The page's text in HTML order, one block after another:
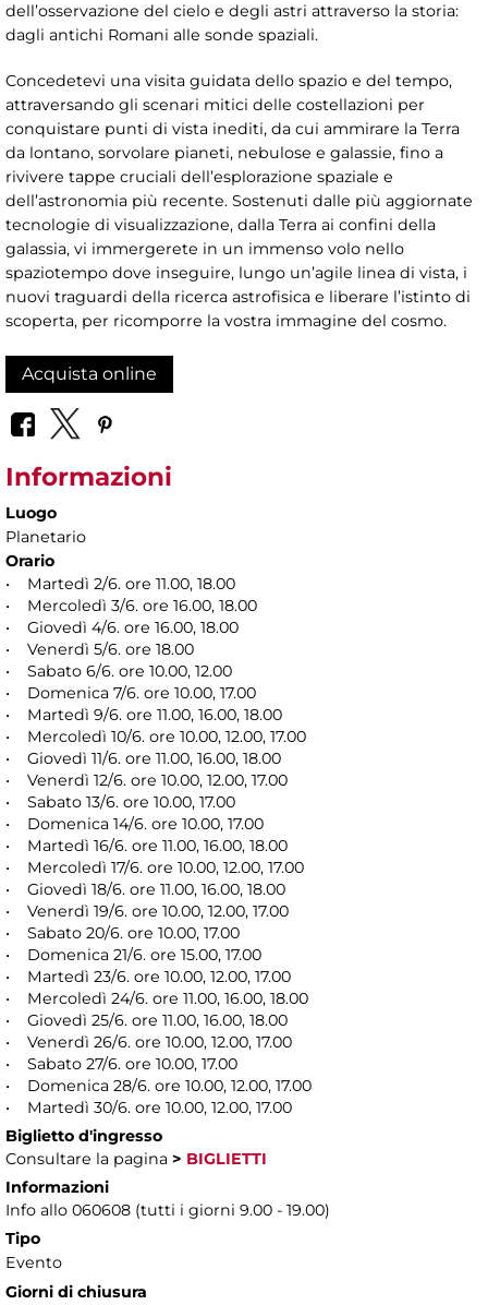
dell’osservazione del cielo e degli astri attraverso la storia:
dagli antichi Romani alle sonde spaziali.
Concedetevi una visita guidata dello spazio e del tempo,
attraversando gli scenari mitici delle costellazioni per
conquistare punti di vista inediti, da cui ammirare la Terra
da lontano, sorvolare pianeti, nebulose e galassie, fino a
rivivere tappe cruciali dell’esplorazione spaziale e
dell’astronomia più recente. Sostenuti dalle più aggiornate
tecnologie di visualizzazione, dalla Terra ai confini della
galassia, vi immergerete in un immenso volo nello
spaziotempo dove inseguire, lungo un’agile linea di vista, i
nuovi traguardi della ricerca astrofisica e liberare l’istinto di
scoperta, per ricomporre la vostra immagine del cosmo.
Acquista online
Informazioni
Luogo
Planetario
Orario
• Martedì 2/6. ore 11.00, 18.00
• Mercoledì 3/6. ore 16.00, 18.00
• Giovedì 4/6. ore 16.00, 18.00
• Venerdì 5/6. ore 18.00
• Sabato 6/6. ore 10.00, 12.00
• Domenica 7/6. ore 10.00, 17.00
• Martedì 9/6. ore 11.00, 16.00, 18.00
• Mercoledì 10/6. ore 10.00, 12.00, 17.00
• Giovedì 11/6. ore 11.00, 16.00, 18.00
• Venerdì 12/6. ore 10.00, 12.00, 17.00
• Sabato 13/6. ore 10.00, 17.00
• Domenica 14/6. ore 10.00, 17.00
• Martedì 16/6. ore 11.00, 16.00, 18.00
• Mercoledì 17/6. ore 10.00, 12.00, 17.00
• Giovedì 18/6. ore 11.00, 16.00, 18.00
• Venerdì 19/6. ore 10.00, 12.00, 17.00
• Sabato 20/6. ore 10.00, 17.00
• Domenica 21/6. ore 15.00, 17.00
• Martedì 23/6. ore 10.00, 12.00, 17.00
• Mercoledì 24/6. ore 11.00, 16.00, 18.00
• Giovedì 25/6. ore 11.00, 16.00, 18.00
• Venerdì 26/6. ore 10.00, 12.00, 17.00
• Sabato 27/6. ore 10.00, 17.00
• Domenica 28/6. ore 10.00, 12.00, 17.00
• Martedì 30/6. ore 10.00, 12.00, 17.00
Biglietto d'ingresso
Consultare la pagina > BIGLIETTI
Informazioni
Info allo 060608 (tutti i giorni 9.00 - 19.00)
Tipo
Evento
Giorni di chiusura